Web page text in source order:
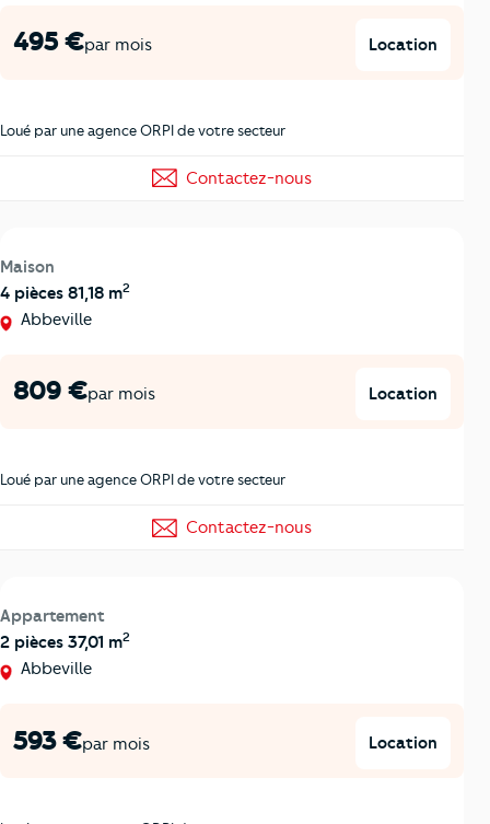
495 €par mois Location
Loué par une agence ORPI de votre secteur
Contactez-nous
Maison
4 pièces 81,18 m2
Abbeville
809 €par mois Location
Loué par une agence ORPI de votre secteur
Contactez-nous
Appartement
2 pièces 37,01 m2
Abbeville
593 €par mois Location